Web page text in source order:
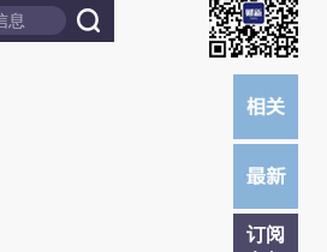
订阅